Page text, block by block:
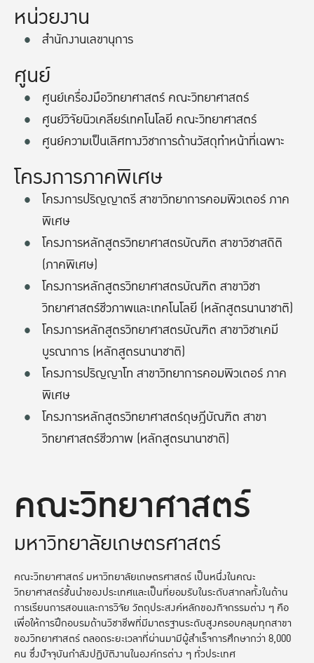
คณะวิทยาศาสตร์
มหาวิทยาลัยเกษตรศาสตร์
คณะวิทยาศาสตร์ มหาวิทยาลัยเกษตรศาสตร์ เป็นหนึ่งในคณะ
วิทยาศาสตร์ชั้นนำของประเทศและเป็นที่ยอมรับในระดับสากลทั้งในด้าน
การเรียนการสอนและการวิจัย วัตถุประสงค์หลักของกิจกรรมต่าง ๆ คือ
เพื่อให้การฝึกอบรมด้านวิชาชีพที่มีมาตรฐานระดับสูงครอบคลุมทุกสาขา
ของวิทยาศาสตร์ ตลอดระยะเวลาที่ผ่านมามีผู้สำเร็จการศึกษากว่า 8,000
คน ซึ่งปัจจุบันกำลังปฏิบัติงานในองค์กรต่าง ๆ ทั่วประเทศ
หน่วยงาน
สำนักงานเลขานุการ
ศูนย์
ศูนย์เครื่องมือวิทยาศาสตร์ คณะวิทยาศาสตร์
ศูนย์วิจัยนิวเคลียร์เทคโนโลยี คณะวิทยาศาสตร์
ศูนย์ความเป็นเลิศทางวิชาการด้านวัสดุทำหน้าที่เฉพาะ
โครงการภาคพิเศษ
โครงการปริญญาตรี สาขาวิทยาการคอมพิวเตอร์ ภาค
พิเศษ
โครงการหลักสูตรวิทยาศาสตรบัณฑิต สาขาวิชาสถิติ
(ภาคพิเศษ)
โครงการหลักสูตรวิทยาศาสตรบัณฑิต สาขาวิชา
วิทยาศาสตร์ชีวภาพและเทคโนโลยี (หลักสูตรนานาชาติ)
โครงการหลักสูตรวิทยาศาสตรบัณฑิต สาขาวิชาเคมี
บูรณาการ (หลักสูตรนานาชาติ)
โครงการปริญญาโท สาขาวิทยาการคอมพิวเตอร์ ภาค
พิเศษ
โครงการหลักสูตรวิทยาศาสตร์ดุษฎีบัณฑิต สาขา
วิทยาศาสตร์ชีวภาพ (หลักสูตรนานาชาติ)